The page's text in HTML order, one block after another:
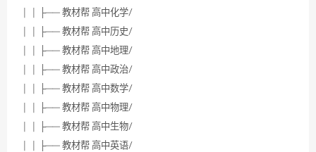
│ │ ├── 教材帮 高中化学/
│ │ ├── 教材帮 高中历史/
│ │ ├── 教材帮 高中地理/
│ │ ├── 教材帮 高中政治/
│ │ ├── 教材帮 高中数学/
│ │ ├── 教材帮 高中物理/
│ │ ├── 教材帮 高中生物/
│ │ ├── 教材帮 高中英语/